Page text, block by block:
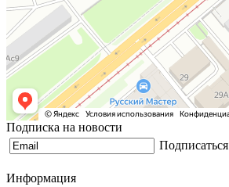
Подписка на новости
Подписаться
Информация